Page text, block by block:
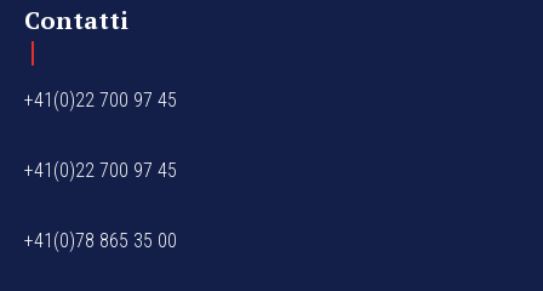
Contatti
+41(0)22 700 97 45
+41(0)22 700 97 45
+41(0)78 865 35 00